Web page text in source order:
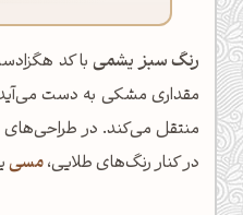
رنگ سبز یشمی
مقداری مشکی به دست
منتقل می‌کند. در طراحی‌های
در کنار رنگ‌های طلایی،مسی